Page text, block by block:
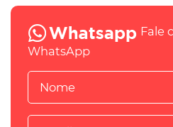
Fale
WhatsApp